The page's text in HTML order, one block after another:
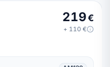
219€
+ 110 €